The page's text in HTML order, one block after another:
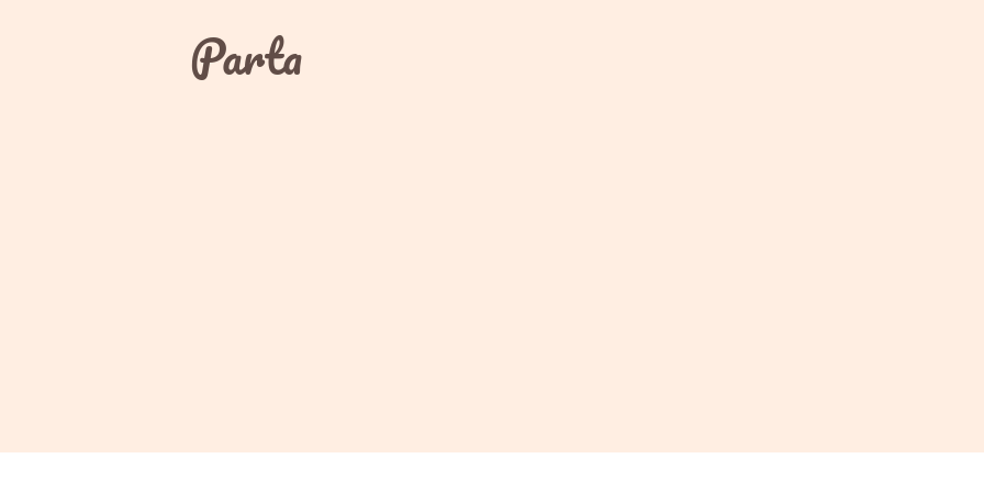
Parta